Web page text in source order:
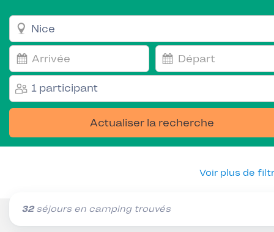
1 participant
Actualiser la recherche
Voir plus de
32séjours en camping trouvés